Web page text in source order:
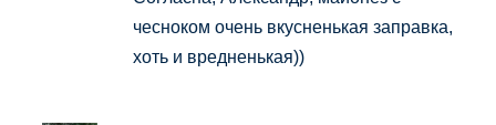
чесноком очень вкусненькая заправка,
хоть и вредненькая))